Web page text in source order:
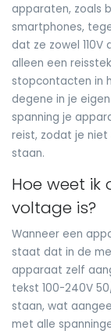
apparaten, zoals
smartphones,
dat ze zowel 110V
alleen een
stopcontacten in
degene in je
spanning je
reist, zodat je
staan.
Hoe weet
voltage is?
Wanneer een
staat dat in de
apparaat zelf
tekst 100-240V
staan, wat
met alle